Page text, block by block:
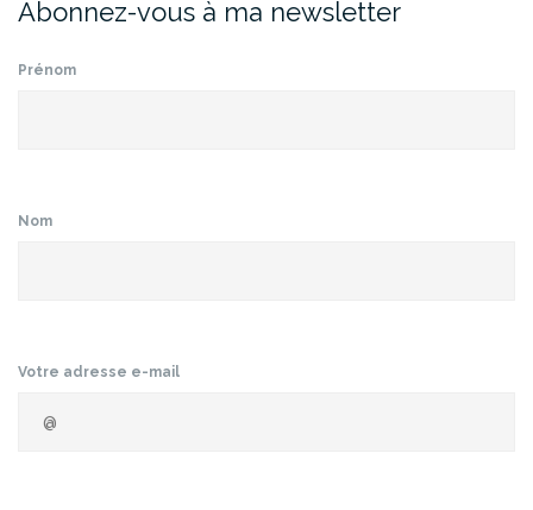
Abonnez-vous à ma newsletter
Prénom
Nom
Votre adresse e-mail